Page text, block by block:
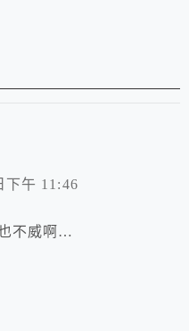
下午 11:46
不威啊…